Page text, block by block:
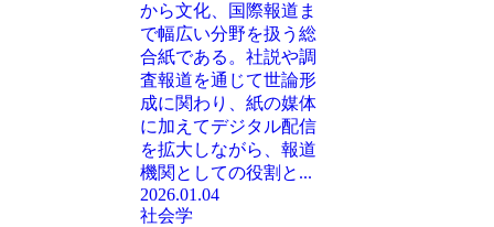
から文化、国際報道ま
で幅広い分野を扱う総
合紙である。社説や調
査報道を通じて世論形
成に関わり、紙の媒体
に加えてデジタル配信
を拡大しながら、報道
機関としての役割と...
2026.01.04
社会学